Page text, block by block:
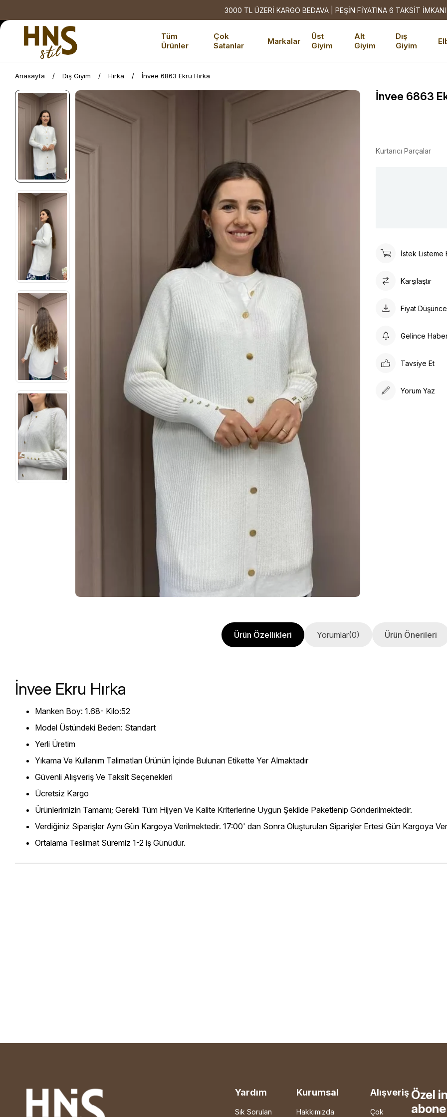
3000 TL ÜZERİ KARGO BEDAVA | PEŞİN FİYATINA 6 TAKSİT İMKANI
Tüm
Ürünler
Çok
Satanlar
Markalar
Üst
Giyim
Alt
Giyim
Dış
Giyim
Anasayfa Dış Giyim Hırka İnvee 6863 Ekru Hırka
İnvee 6863
Kurtarıcı Parçalar
İstek Listeme
Karşılaştır
Fiyat
Gelince
Tavsiye Et
Yorum Yaz
Ürün Özellikleri Yorumlar(0) Ürün Önerileri
İnvee Ekru Hırka
Manken Boy: 1.68- Kilo:52
Model Üstündeki Beden: Standart
Yerli Üretim
Yıkama Ve Kullanım Talimatları Ürünün İçinde Bulunan Etikette Yer Almaktadır
Güvenli Alışveriş Ve Taksit Seçenekleri
Ücretsiz Kargo
Ürünlerimizin Tamamı; Gerekli Tüm Hijyen Ve Kalite Kriterlerine Uygun Şekilde Paketlenip Gönderilmektedir.
Verdiğiniz Siparişler Aynı Gün Kargoya Verilmektedir. 17:00' dan Sonra Oluşturulan Siparişler Ertesi Gün Kargoya
Ortalama Teslimat Süremiz 1-2 iş Günüdür.
Yardım
Sık Sorulan
Kurumsal
Hakkımızda
Alışveriş
Çok
Özel